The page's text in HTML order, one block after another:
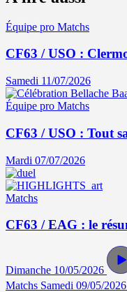
Équipe pro Matchs
CF63 / USO :
Samedi 11/07/2026
Équipe pro Matchs
CF63 / USO : Tout
Mardi 07/07/2026
Matchs
CF63 / EAG : le
Dimanche 10/05/2026
Matchs Samedi 09/05/2026